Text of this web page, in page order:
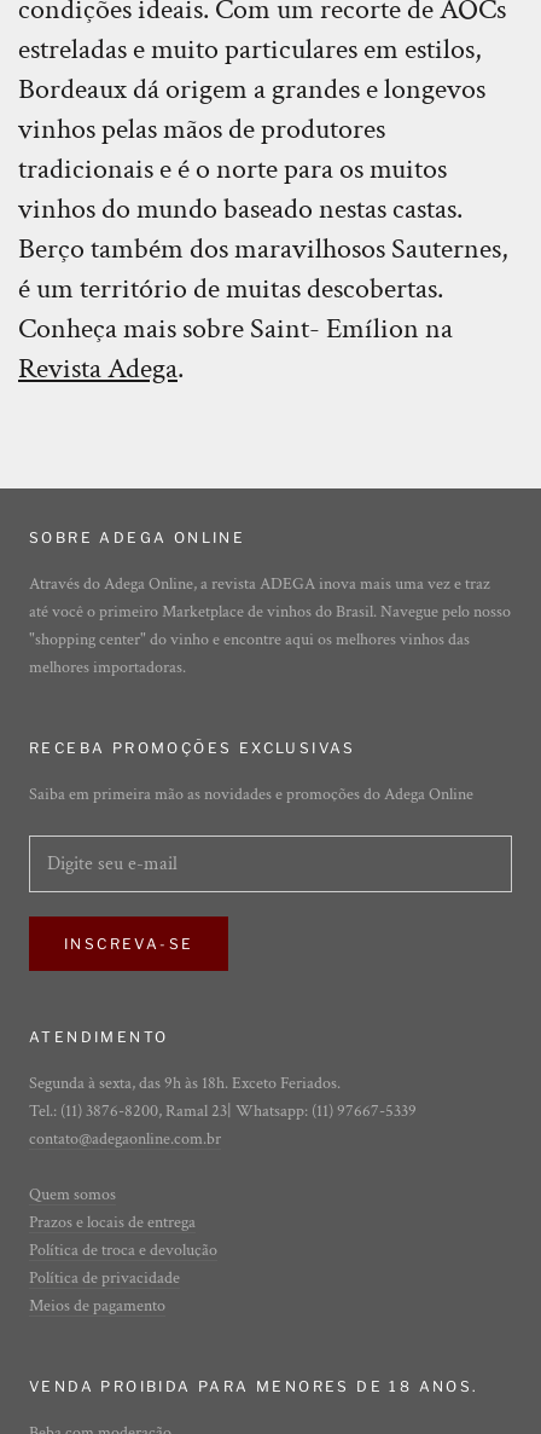
condições ideais. Com um recorte de AOCs
estreladas e muito particulares em estilos,
Bordeaux dá origem a grandes e longevos
vinhos pelas mãos de produtores
tradicionais e é o norte para os muitos
vinhos do mundo baseado nestas castas.
Berço também dos maravilhosos Sauternes,
é um território de muitas descobertas.
Conheça mais sobre Saint- Emílion na
Revista Adega.
SOBRE ADEGA ONLINE
Através do Adega Online, a revista ADEGA inova mais uma vez e traz
até você o primeiro Marketplace de vinhos do Brasil. Navegue pelo nosso
"shopping center" do vinho e encontre aqui os melhores vinhos das
melhores importadoras.
RECEBA PROMOÇÕES EXCLUSIVAS
Saiba em primeira mão as novidades e promoções do Adega Online
INSCREVA-SE
ATENDIMENTO
Segunda à sexta, das 9h às 18h. Exceto Feriados.
Tel.: (11) 3876-8200, Ramal 23| Whatsapp: (11) 97667-5339
contato@adegaonline.com.br
Quem somos
Prazos e locais de entrega
Política de troca e devolução
Política de privacidade
Meios de pagamento
VENDA PROIBIDA PARA MENORES DE 18 ANOS.